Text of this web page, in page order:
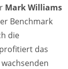
Mark Williams
Benchmark
die
das